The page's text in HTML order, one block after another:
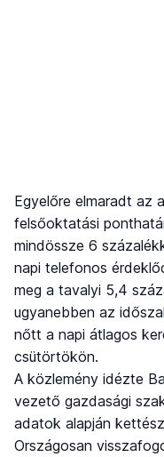
Egyelőre elmaradt az
felsőoktatási
mindössze 6
napi telefonos
meg a tavalyi 5,4
ugyanebben az
nőtt a napi átlagos
csütörtökön.
A közlemény idézte
vezető gazdasági
adatok alapján
Országosan